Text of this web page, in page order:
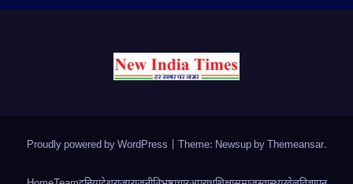
Proudly powered by WordPress Theme: Newsup byThemeansar.